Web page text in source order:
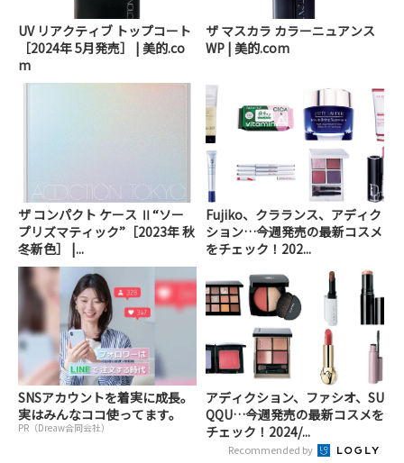
UV リアクティブ トップコート
［2024年 5月発売］ | 美的.co
m
ザ マスカラ カラーニュアンス
WP | 美的.com
ザ コンパクト ケース Ⅱ“ソー
プリズマティック”［2023年 秋
冬新色］ |...
Fujiko、クラランス、アディク
ション…今週発売の最新コスメ
をチェック！202...
SNSアカウントを着実に成長。
実はみんなココ使ってます。
PR（Dreaw合同会社）
アディクション、ファシオ、SU
QQU…今週発売の最新コスメを
チェック！2024/...
Recommended by